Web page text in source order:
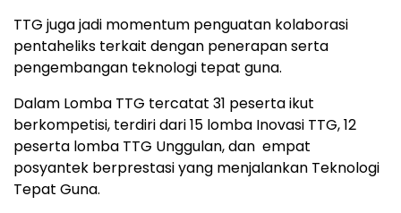
TTG juga jadi momentum penguatan kolaborasi
pentaheliks terkait dengan penerapan serta
pengembangan teknologi tepat guna.
Dalam Lomba TTG tercatat 31 peserta ikut
berkompetisi, terdiri dari 15 lomba Inovasi TTG, 12
peserta lomba TTG Unggulan, dan empat
posyantek berprestasi yang menjalankan Teknologi
Tepat Guna.